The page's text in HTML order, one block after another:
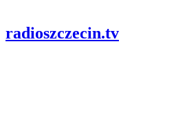
radioszczecin.tv